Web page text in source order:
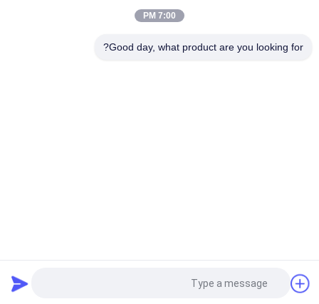
48V 200w 75x76x26mm ptc عنصر تسخين مروحة هواء سيراميكية
7:00 PM
Good day, what product are you looking for?